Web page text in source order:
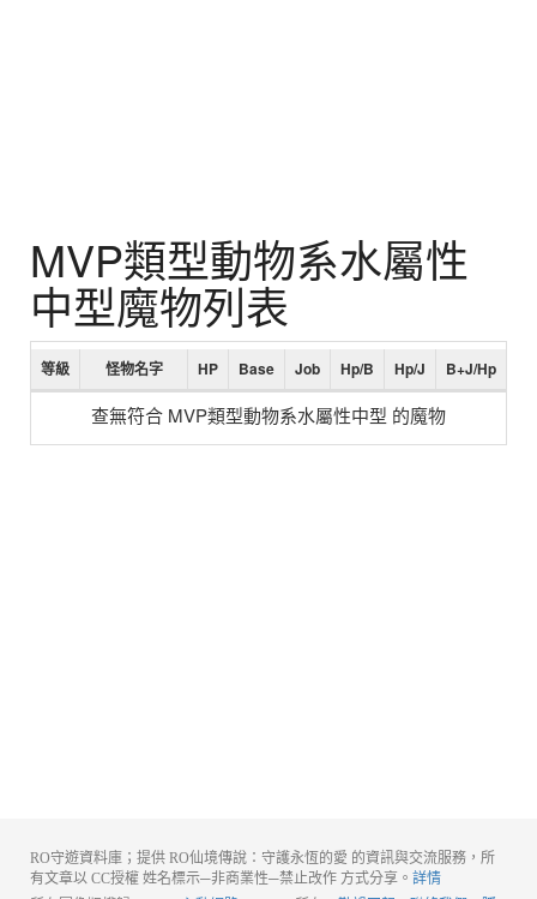
MVP類型動物系水屬性
中型魔物列表
等級 怪物名字 HP Base Job Hp/B Hp/J B+J/Hp
查無符合 MVP類型動物系水屬性中型 的魔物
RO守遊資料庫；提供 RO仙境傳說：守護永恆的愛 的資訊與交流服務，所
有文章以 CC授權 姓名標示─非商業性─禁止改作 方式分享。 詳情